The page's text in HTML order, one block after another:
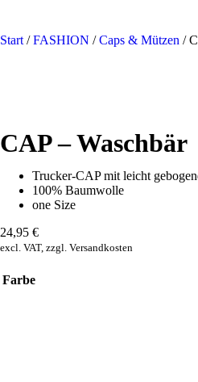
Start /FASHION /Caps & Mützen /
CAP – Waschbär
Trucker-CAP mit leicht
100% Baumwolle
one Size
24,95 €
excl. VAT, zzgl. Versandkosten
Farbe